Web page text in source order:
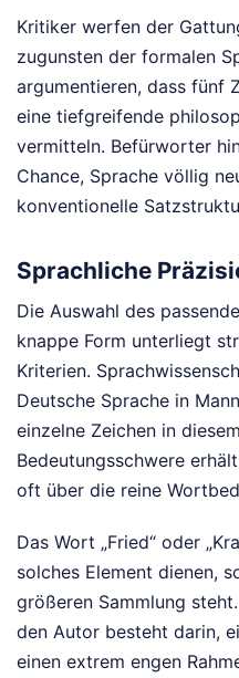
Kritiker werfen der
zugunsten der formalen
argumentieren, dass fünf
eine tiefgreifende
vermitteln. Befürworter
Chance, Sprache völlig
konventionelle
Sprachliche
Die Auswahl des
knappe Form unterliegt
Kriterien.
Deutsche Sprache in
einzelne Zeichen in
Bedeutungsschwere
oft über die reine
Das Wort „Fried“ oder
solches Element dienen,
größeren Sammlung
den Autor besteht darin,
einen extrem engen